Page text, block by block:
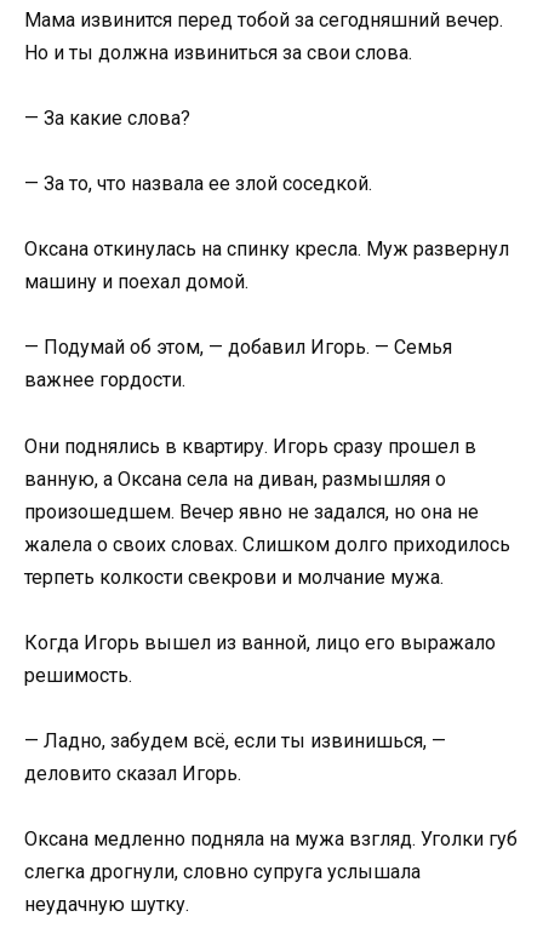
Мама извинится перед тобой за сегодняшний вечер.
Но и ты должна извиниться за свои слова.
— За какие слова?
— За то, что назвала ее злой соседкой.
Оксана откинулась на спинку кресла. Муж развернул
машину и поехал домой.
— Подумай об этом, — добавил Игорь. — Семья
важнее гордости.
Они поднялись в квартиру. Игорь сразу прошел в
ванную, а Оксана села на диван, размышляя о
произошедшем. Вечер явно не задался, но она не
жалела о своих словах. Слишком долго приходилось
терпеть колкости свекрови и молчание мужа.
Когда Игорь вышел из ванной, лицо его выражало
решимость.
— Ладно, забудем всё, если ты извинишься, —
деловито сказал Игорь.
Оксана медленно подняла на мужа взгляд. Уголки губ
слегка дрогнули, словно супруга услышала
неудачную шутку.